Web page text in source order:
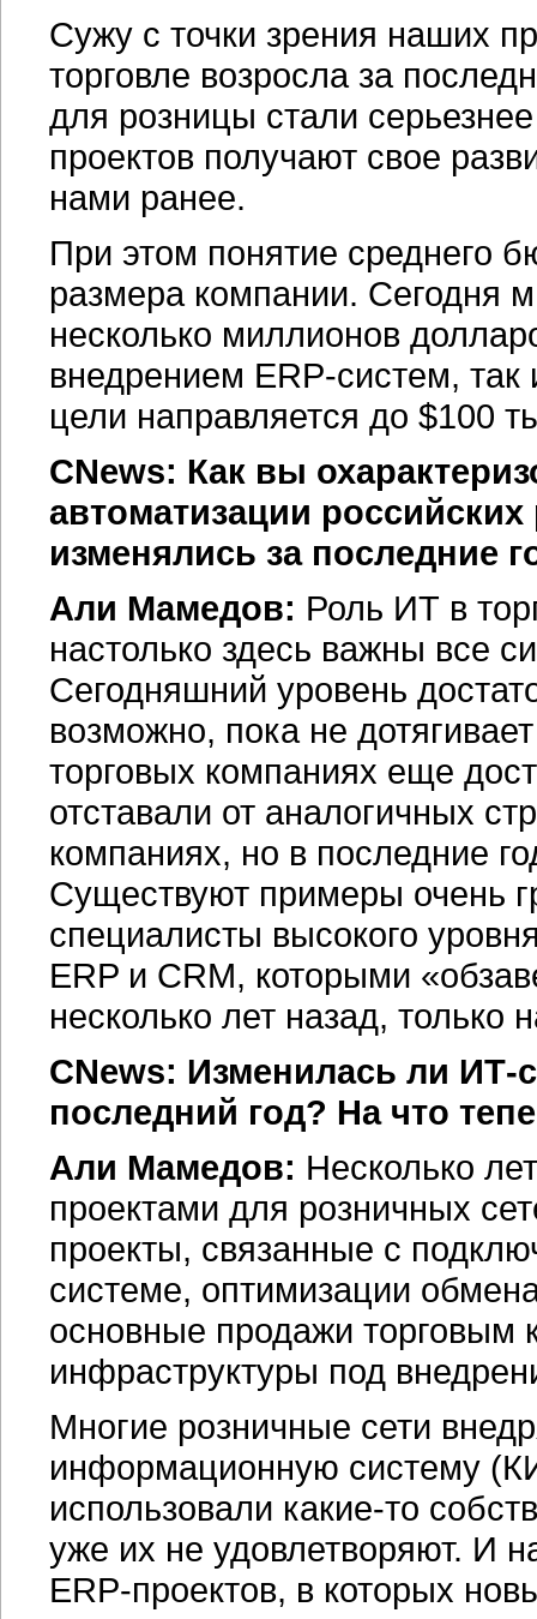
Сужу с точки зрения наших
торговле возросла за
для розницы стали
проектов получают свое
нами ранее.
При этом понятие среднего
размера компании. Сегодня
несколько миллионов
внедрением ERP-систем, так
цели направляется до $100
CNews: Как вы
автоматизации
изменялись за последние
Али Мамедов: Роль ИТ в
настолько здесь важны все
Сегодняшний уровень
возможно, пока не
торговых компаниях еще
отставали от аналогичных
компаниях, но в последние
Существуют примеры очень
специалисты высокого
ERP и CRM, которыми
несколько лет назад, только
CNews: Изменилась ли ИТ-
последний год? На что
Али Мамедов: Несколько
проектами для розничных
проекты, связанные с
системе, оптимизации
основные продажи торговым
инфраструктуры под
Многие розничные сети
информационную систему
использовали какие-то
уже их не удовлетворяют. И
ERP-проектов, в которых